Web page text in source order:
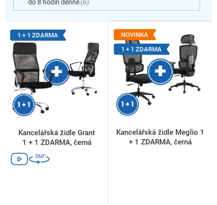
do 8 hodin denně 6
V
1 + 1 ZDARMA
Kancelářská židle Grant
1 + 1 ZDARMA, černá
NOVINKA
1 + 1 ZDARMA
Kancelářská židle Meglio 1
+ 1 ZDARMA, černá